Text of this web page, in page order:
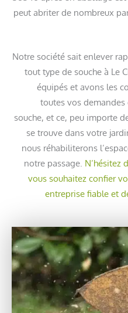
peut abriter de nombreux
Notre société sait enlever
tout type de souche à Le
équipés et avons les
toutes vos demandes
souche, et ce, peu importe
se trouve dans votre
nous réhabiliterons
notre passage. N’hésitez
vous souhaitez confier
entreprise fiable et